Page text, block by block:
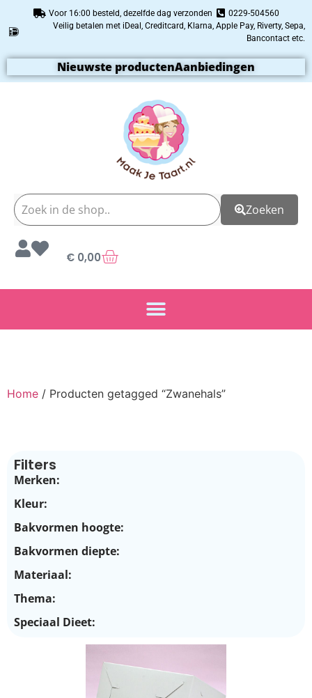
Voor 16:00 besteld, dezelfde dag verzonden
0229-504560
Veilig betalen met iDeal, Creditcard, Klarna, Apple Pay, Riverty, Sepa,
Bancontact etc.
Nieuwste productenAanbiedingen
Zoeken
€ 0,00
Home / Producten getagged “Zwanehals”
Filters
Merken:
Kleur:
Bakvormen hoogte:
Bakvormen diepte:
Materiaal:
Thema:
Speciaal Dieet: